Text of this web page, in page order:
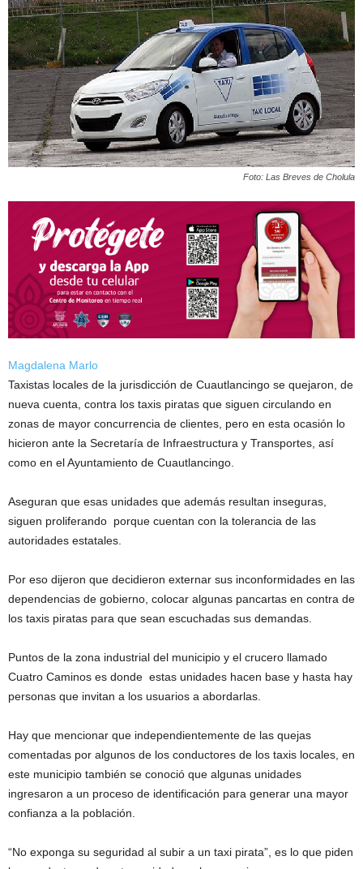
Foto: Las Breves de Cholula
Magdalena Marlo
Taxistas locales de la jurisdicción de Cuautlancingo se quejaron, de
nueva cuenta, contra los taxis piratas que siguen circulando en
zonas de mayor concurrencia de clientes, pero en esta ocasión lo
hicieron ante la Secretaría de Infraestructura y Transportes, así
como en el Ayuntamiento de Cuautlancingo.
Aseguran que esas unidades que además resultan inseguras,
siguen proliferando porque cuentan con la tolerancia de las
autoridades estatales.
Por eso dijeron que decidieron externar sus inconformidades en las
dependencias de gobierno, colocar algunas pancartas en contra de
los taxis piratas para que sean escuchadas sus demandas.
Puntos de la zona industrial del municipio y el crucero llamado
Cuatro Caminos es donde estas unidades hacen base y hasta hay
personas que invitan a los usuarios a abordarlas.
Hay que mencionar que independientemente de las quejas
comentadas por algunos de los conductores de los taxis locales, en
este municipio también se conoció que algunas unidades
ingresaron a un proceso de identificación para generar una mayor
confianza a la población.
“No exponga su seguridad al subir a un taxi pirata”, es lo que piden